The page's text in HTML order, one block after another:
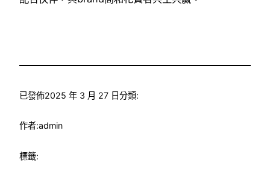
已發佈2025 年 3 月 27 日分類:
作者:admin
標籤: